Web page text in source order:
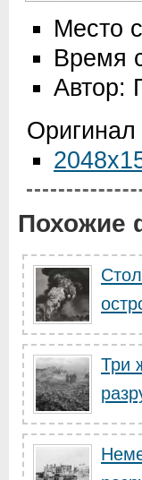
Место
Время
Автор:
Похожие
Три